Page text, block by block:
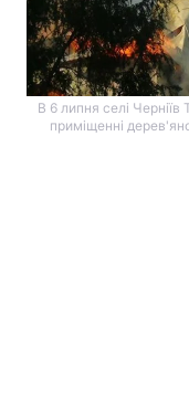
В 6 липня селі
приміщенні